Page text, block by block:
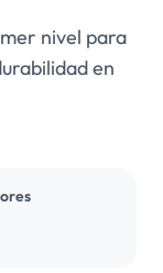
nivel para
en